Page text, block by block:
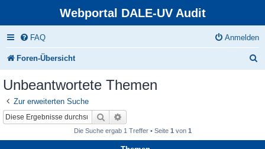
Webportal DALE-UV Audit
FAQ Anmelden
Foren-Übersicht
Unbeantwortete Themen
Zur erweiterten Suche
Suche
Die Suche ergab 1 Treffer • Seite 1 von 1